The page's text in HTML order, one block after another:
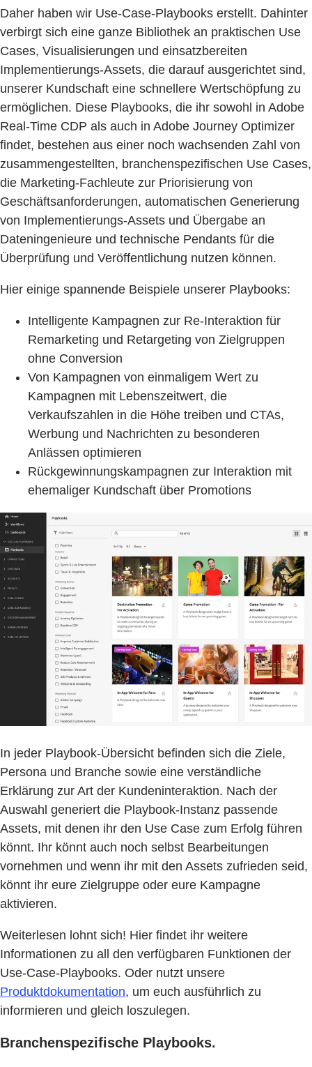
Daher haben wir Use-Case-Playbooks erstellt. Dahinter
verbirgt sich eine ganze Bibliothek an praktischen Use
Cases, Visualisierungen und einsatzbereiten
Implementierungs-Assets, die darauf ausgerichtet sind,
unserer Kundschaft eine schnellere Wertschöpfung zu
ermöglichen. Diese Playbooks, die ihr sowohl in Adobe
Real-Time CDP als auch in Adobe Journey Optimizer
findet, bestehen aus einer noch wachsenden Zahl von
zusammengestellten, branchenspezifischen Use Cases,
die Marketing-Fachleute zur Priorisierung von
Geschäftsanforderungen, automatischen Generierung
von Implementierungs-Assets und Übergabe an
Dateningenieure und technische Pendants für die
Überprüfung und Veröffentlichung nutzen können.
Hier einige spannende Beispiele unserer Playbooks:
Intelligente Kampagnen zur Re-Interaktion für
Remarketing und Retargeting von Zielgruppen
ohne Conversion
Von Kampagnen von einmaligem Wert zu
Kampagnen mit Lebenszeitwert, die
Verkaufszahlen in die Höhe treiben und CTAs,
Werbung und Nachrichten zu besonderen
Anlässen optimieren
Rückgewinnungskampagnen zur Interaktion mit
ehemaliger Kundschaft über Promotions
In jeder Playbook-Übersicht befinden sich die Ziele,
Persona und Branche sowie eine verständliche
Erklärung zur Art der Kundeninteraktion. Nach der
Auswahl generiert die Playbook-Instanz passende
Assets, mit denen ihr den Use Case zum Erfolg führen
könnt. Ihr könnt auch noch selbst Bearbeitungen
vornehmen und wenn ihr mit den Assets zufrieden seid,
könnt ihr eure Zielgruppe oder eure Kampagne
aktivieren.
Weiterlesen lohnt sich! Hier findet ihr weitere
Informationen zu all den verfügbaren Funktionen der
Use-Case-Playbooks. Oder nutzt unsere
Produktdokumentation, um euch ausführlich zu
informieren und gleich loszulegen.
Branchenspezifische Playbooks.